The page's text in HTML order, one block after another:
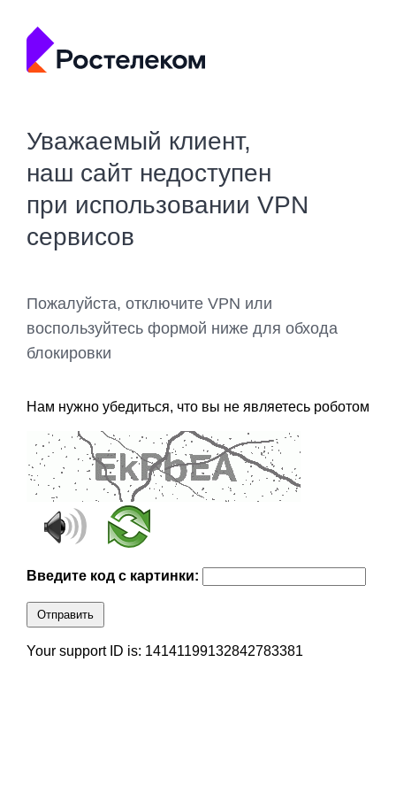
Уважаемый клиент,
наш сайт недоступен
при использовании VPN
сервисов
Пожалуйста, отключите VPN или
воспользуйтесь формой ниже для обхода
блокировки
Нам нужно убедиться, что вы не являетесь роботом
Введите код с картинки:
Отправить
Your support ID is: 14141199132842783381